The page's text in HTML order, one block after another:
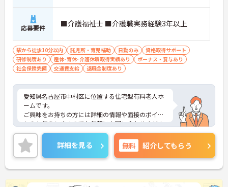
・サービス提供責任者や管理者へのキャリアアップ
も目指せます
【IT化と手厚いフォロー体制により、業務のストレ
スを軽減できます】
・記録票の提出やシフト確認をすべてスマートフォ
ンで行えるため、手書きの書類作成や事業所への移
・定期的な面談を通じて上司がフォローする体制が
あり、訪問介護でありながら孤立することなくチー
ムの支援を受けながら業務に取り組めます
応募要件 ■介護福祉士 ■介護職実務経験3年以上
駅から徒歩10分以内 託児所・育児補助 日勤のみ
資格取得サポート
研修制度あり
産休･育休･介護休暇取得実績あり
ボーナス・賞与あり
社会保険完備
交通費支給 退職金制度あり
愛知県名古屋市中村区に位置する住宅型有料老人ホ
ームです。
ご興味をお持ちの方には詳細の情報や面接のポイン
トをお伝えしますのでお気軽にお問い合わせくださ
いませ。
詳細を見る 無料 紹介してもらう